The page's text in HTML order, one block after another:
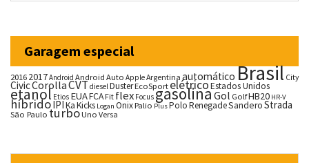
Garagem especial
20162017Android Android Auto AppleArgentina automáticoBrasil City
CivicCorollaCVTdieselDusterEcoSportelétricoEstados Unidos
etanol Etios EUAFCA Fit flex FocusgasolinaGol GolfHB20 HR-V
híbridoIPIKaKicks Logan OnixPalio PlusPoloRenegadeSanderoStrada
São Paulo turboUno Versa